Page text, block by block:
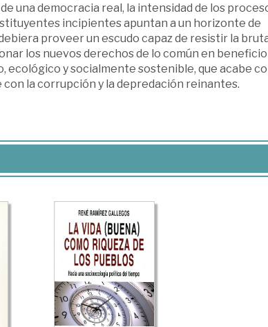
una democracia real, la intensidad de los
incipientes apuntan a un horizonte de
proveer un escudo capaz de resistir la
los nuevos derechos de lo común en
ecológico y socialmente sostenible, que acabe
la corrupción y la depredación reinantes.